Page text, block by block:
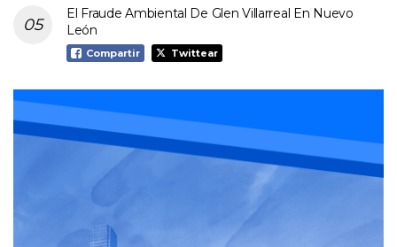
El Fraude Ambiental De Glen Villarreal En Nuevo
León
Compartir Twittear